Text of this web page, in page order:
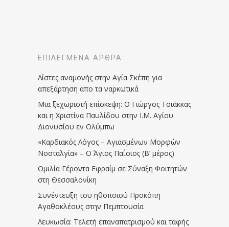
ΕΠΙΛΕΓΜΈΝΑ ΆΡΘΡΑ
Λίστες αναμονής στην Αγία Σκέπη για
απεξάρτηση απο τα ναρκωτικά
Μια ξεχωριστή επίσκεψη: Ο Γιώργος Τσιάκκας
και η Χριστίνα Παυλίδου στην Ι.Μ. Αγίου
Διονυσίου εν Ολύμπω
«Καρδιακός Λόγος – Αγιασμένων Μορφών
Νοσταλγία» – Ο Άγιος Παΐσιος (Β’ μέρος)
Ομιλία Γέροντα Εφραίμ σε Σύναξη Φοιτητών
στη Θεσσαλονίκη
Συνέντευξη του ηθοποιού Προκόπη
Αγαθοκλέους στην Πεμπτουσία
Λευκωσία: Τελετή επαναπατρισμού και ταφής